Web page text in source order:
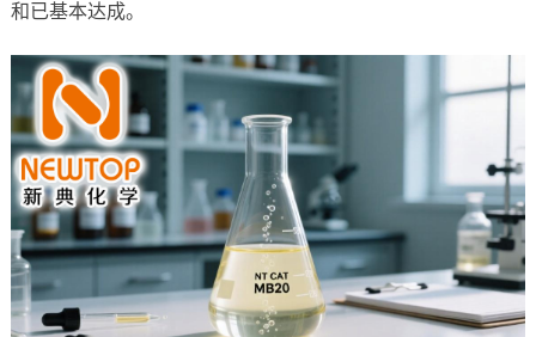
和已基本达成。